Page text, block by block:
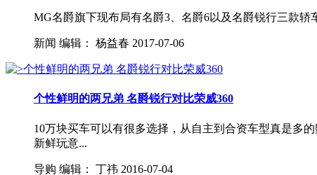
MG名爵旗下现布局有名爵3、名爵6以及名爵锐行三款
新闻 编辑： 杨益春 2017-07-06
个性鲜明的两兄弟 名爵锐行对比荣威360
10万块买车可以有很多选择，从自主到合资车型真是多
新鲜玩意...
导购 编辑： 丁祎 2016-07-04